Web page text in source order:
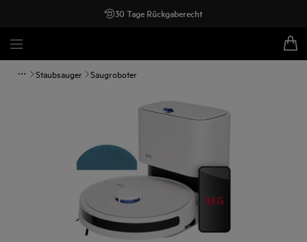
30 Tage Rückgaberecht
Staubsauger Saugroboter